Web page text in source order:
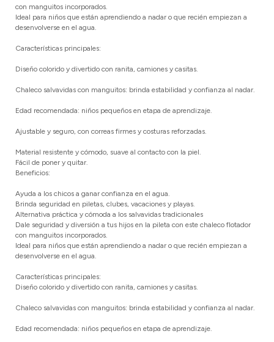
con manguitos incorporados.
Ideal para niños que están aprendiendo a nadar o que recién empiezan a
desenvolverse en el agua.
Características principales:
Diseño colorido y divertido con ranita, camiones y casitas.
Chaleco salvavidas con manguitos: brinda estabilidad y confianza al nadar.
Edad recomendada: niños pequeños en etapa de aprendizaje.
Ajustable y seguro, con correas firmes y costuras reforzadas.
Material resistente y cómodo, suave al contacto con la piel.
Fácil de poner y quitar.
Beneficios:
Ayuda a los chicos a ganar confianza en el agua.
Brinda seguridad en piletas, clubes, vacaciones y playas.
Alternativa práctica y cómoda a los salvavidas tradicionales
Dale seguridad y diversión a tus hijos en la pileta con este chaleco flotador
con manguitos incorporados.
Ideal para niños que están aprendiendo a nadar o que recién empiezan a
desenvolverse en el agua.
Características principales:
Diseño colorido y divertido con ranita, camiones y casitas.
Chaleco salvavidas con manguitos: brinda estabilidad y confianza al nadar.
Edad recomendada: niños pequeños en etapa de aprendizaje.